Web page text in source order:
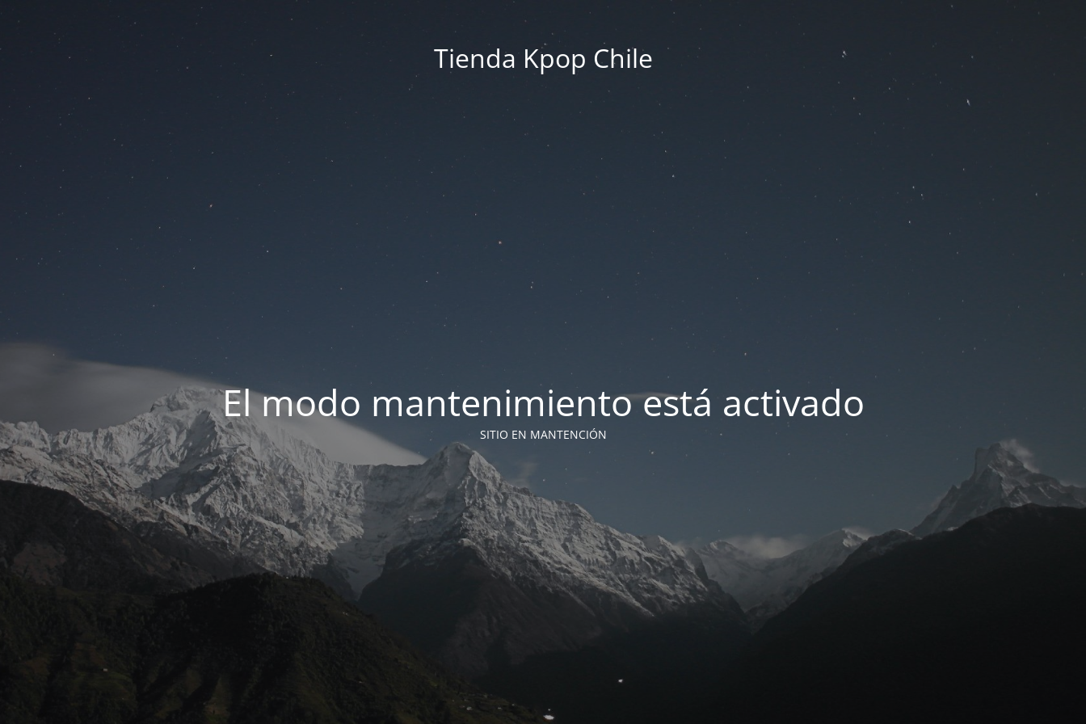
Tienda Kpop Chile
El modo mantenimiento está activado
SITIO EN MANTENCIÓN